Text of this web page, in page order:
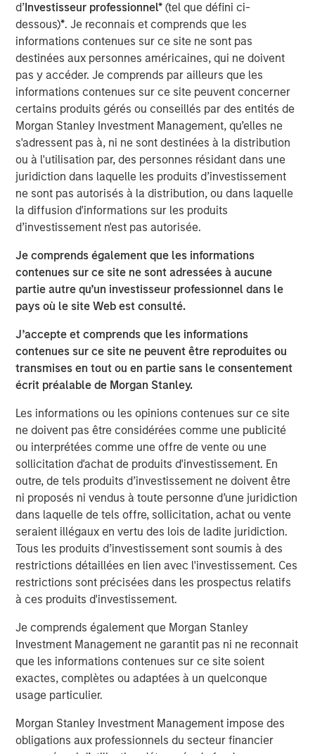
d’Investisseur professionnel*(tel que défini ci-
dessous)*. Je reconnais et comprends que les
informations contenues sur ce site ne sont pas
destinées aux personnes américaines, qui ne doivent
pas y accéder. Je comprends par ailleurs que les
informations contenues sur ce site peuvent concerner
certains produits gérés ou conseillés par des entités de
Morgan Stanley Investment Management, qu’elles ne
s'adressent pas à, ni ne sont destinées à la distribution
ou à l'utilisation par, des personnes résidant dans une
juridiction dans laquelle les produits d’investissement
ne sont pas autorisés à la distribution, ou dans laquelle
la diffusion d'informations sur les produits
d’investissement n'est pas autorisée.
Je comprends également que les informations
contenues sur ce site ne sont adressées à aucune
partie autre qu’un investisseur professionnel dans le
pays où le site Web est consulté.
J’accepte et comprends que les informations
contenues sur ce site ne peuvent être reproduites ou
transmises en tout ou en partie sans le consentement
écrit préalable de Morgan Stanley.
Les informations ou les opinions contenues sur ce site
ne doivent pas être considérées comme une publicité
ou interprétées comme une offre de vente ou une
sollicitation d'achat de produits d'investissement. En
outre, de tels produits d’investissement ne doivent être
ni proposés ni vendus à toute personne d’une juridiction
dans laquelle de tels offre, sollicitation, achat ou vente
seraient illégaux en vertu des lois de ladite juridiction.
Tous les produits d’investissement sont soumis à des
restrictions détaillées en lien avec l'investissement. Ces
restrictions sont précisées dans les prospectus relatifs
à ces produits d'investissement.
Je comprends également que Morgan Stanley
Investment Management ne garantit pas ni ne reconnait
que les informations contenues sur ce site soient
exactes, complètes ou adaptées à un quelconque
usage particulier.
Morgan Stanley Investment Management impose des
obligations aux professionnels du secteur financier
Physical climate risks: terroir-dependentrisks and
opportunities
Physical climate risks — such as shifting temperature
patterns, waterscarcity, and soil degradation — are
emerging as potentially financiallymaterial
considerations for global beverage producers. These
risksare particularly pronounced for companies whose
products dependon specific growing conditions, or terroir,
where subtle environmentalchanges can affect quality,
yields, and brand integrity. Whileregulatory and transition
risks often dominate climate discussions, inthis piece we
cover our engagements with two alcoholic
beveragecompanies, which focused on how physical
climate impacts couldmanifest across time horizons and
how the companies are positioningthemselves to mitigate
these effects.
Cybersecurity: bending, not breaking
Given the increasing risk and relevance of cybersecurity
for companieswithin our portfolios, and the potentially
financially material consequencesof a cyberattack, we
conducted a thematic engagement programme tobetter
understand how companies are managing the risk.
mature cyber governance, this piececovers eight key
takeaways from the thematic engagement programme.
Supply chain resilience in the semiconductor sector
The semiconductor value chain remains one of the
world’s most complex andglobally interdependent
manufacturing ecosystems. Recent geopolitical
tensions,export controls, energy constraints, and post-
pandemic logistics shocks havereinforced the need for
robust, regionally diversified, and technologically
resilientsupply chains. Against this backdrop, we engaged
with three semiconductorcompanies we hold in our
navigatingthese pressures. In this piece we look at how
their strategies highlight a spectrumof approaches, from
parallel production capacity and multi-sourcing to
strategicpartnerships, regional clustering, and selective
technological substitution.
Responsible AI: transparency, governanceand business-
model resilience